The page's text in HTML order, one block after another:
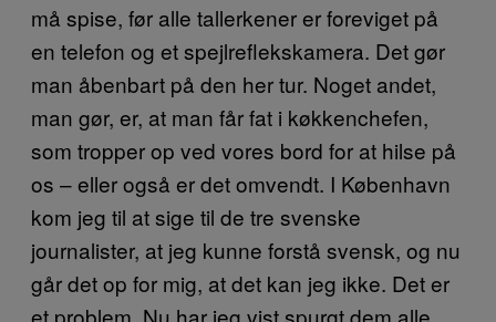
må spise, før alle tallerkener er foreviget på
en telefon og et spejlreflekskamera. Det gør
man åbenbart på den her tur. Noget andet,
man gør, er, at man får fat i køkkenchefen,
som tropper op ved vores bord for at hilse på
os – eller også er det omvendt. I København
kom jeg til at sige til de tre svenske
journalister, at jeg kunne forstå svensk, og nu
går det op for mig, at det kan jeg ikke. Det er
et problem. Nu har jeg vist spurgt dem alle,